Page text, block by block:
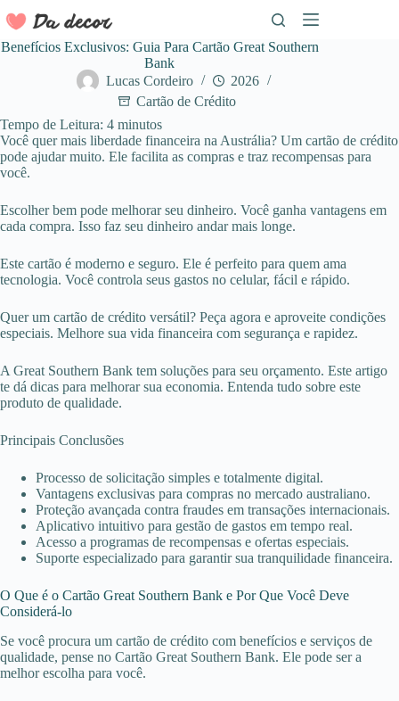
para
o
conteúdo
Benefícios Exclusivos: Guia Para Cartão Great Southern
Bank
Lucas Cordeiro
2026
Cartão de Crédito
Tempo de Leitura: 4 minutos
Você quer mais liberdade financeira na Austrália? Um cartão de crédito
pode ajudar muito. Ele facilita as compras e traz recompensas para
você.
Escolher bem pode melhorar seu dinheiro. Você ganha vantagens em
cada compra. Isso faz seu dinheiro andar mais longe.
Este cartão é moderno e seguro. Ele é perfeito para quem ama
tecnologia. Você controla seus gastos no celular, fácil e rápido.
Quer um cartão de crédito versátil? Peça agora e aproveite condições
especiais. Melhore sua vida financeira com segurança e rapidez.
A Great Southern Bank tem soluções para seu orçamento. Este artigo
te dá dicas para melhorar sua economia. Entenda tudo sobre este
produto de qualidade.
Principais Conclusões
Processo de solicitação simples e totalmente digital.
Vantagens exclusivas para compras no mercado australiano.
Proteção avançada contra fraudes em transações internacionais.
Aplicativo intuitivo para gestão de gastos em tempo real.
Acesso a programas de recompensas e ofertas especiais.
Suporte especializado para garantir sua tranquilidade financeira.
O Que é o Cartão Great Southern Bank e Por Que Você Deve
Considerá-lo
Se você procura um cartão de crédito com benefícios e serviços de
qualidade, pense no Cartão Great Southern Bank. Ele pode ser a
melhor escolha para você.